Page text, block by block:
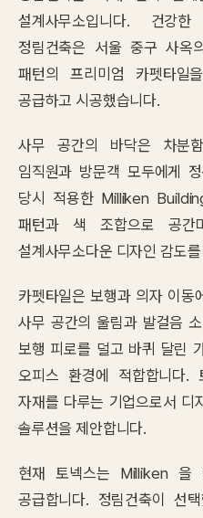
설계사무소입니다. 건강
정림건축은 서울 중구 사옥
패턴의 프리미엄 카펫타일
공급하고 시공했습니다.
사무 공간의 바닥은 차분
임직원과 방문객 모두에게
당시 적용한 Milliken
패턴과 색 조합으로 공간
설계사무소다운 디자인 감도
카펫타일은 보행과 의자 이동
사무 공간의 울림과 발걸음
보행 피로를 덜고 바퀴 달린
오피스 환경에 적합합니다.
자재를 다루는 기업으로서 디
솔루션을 제안합니다.
현재 토넥스는 Milliken 을
공급합니다. 정림건축이 선